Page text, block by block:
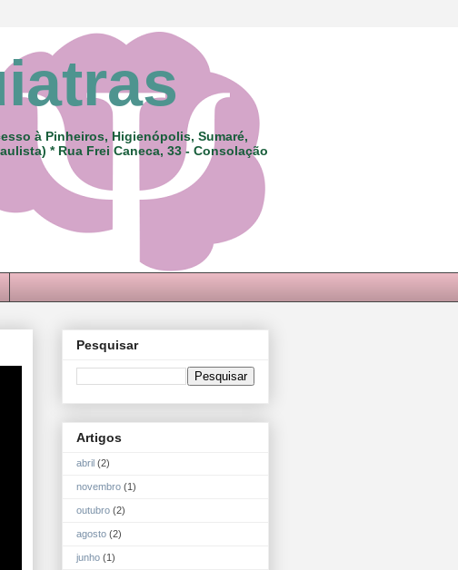
à Pinheiros, Higienópolis, Sumaré,
* Rua Frei Caneca, 33 - Consolação
Pesquisar
Artigos
abril (2)
novembro (1)
outubro (2)
agosto (2)
junho (1)